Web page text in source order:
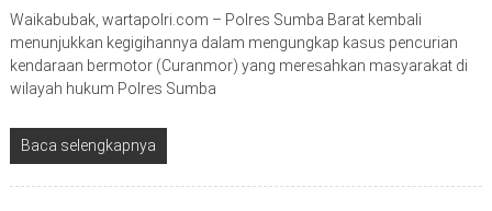
Waikabubak, wartapolri.com – Polres Sumba Barat kembali
menunjukkan kegigihannya dalam mengungkap kasus pencurian
kendaraan bermotor (Curanmor) yang meresahkan masyarakat di
wilayah hukum Polres Sumba
Baca selengkapnya